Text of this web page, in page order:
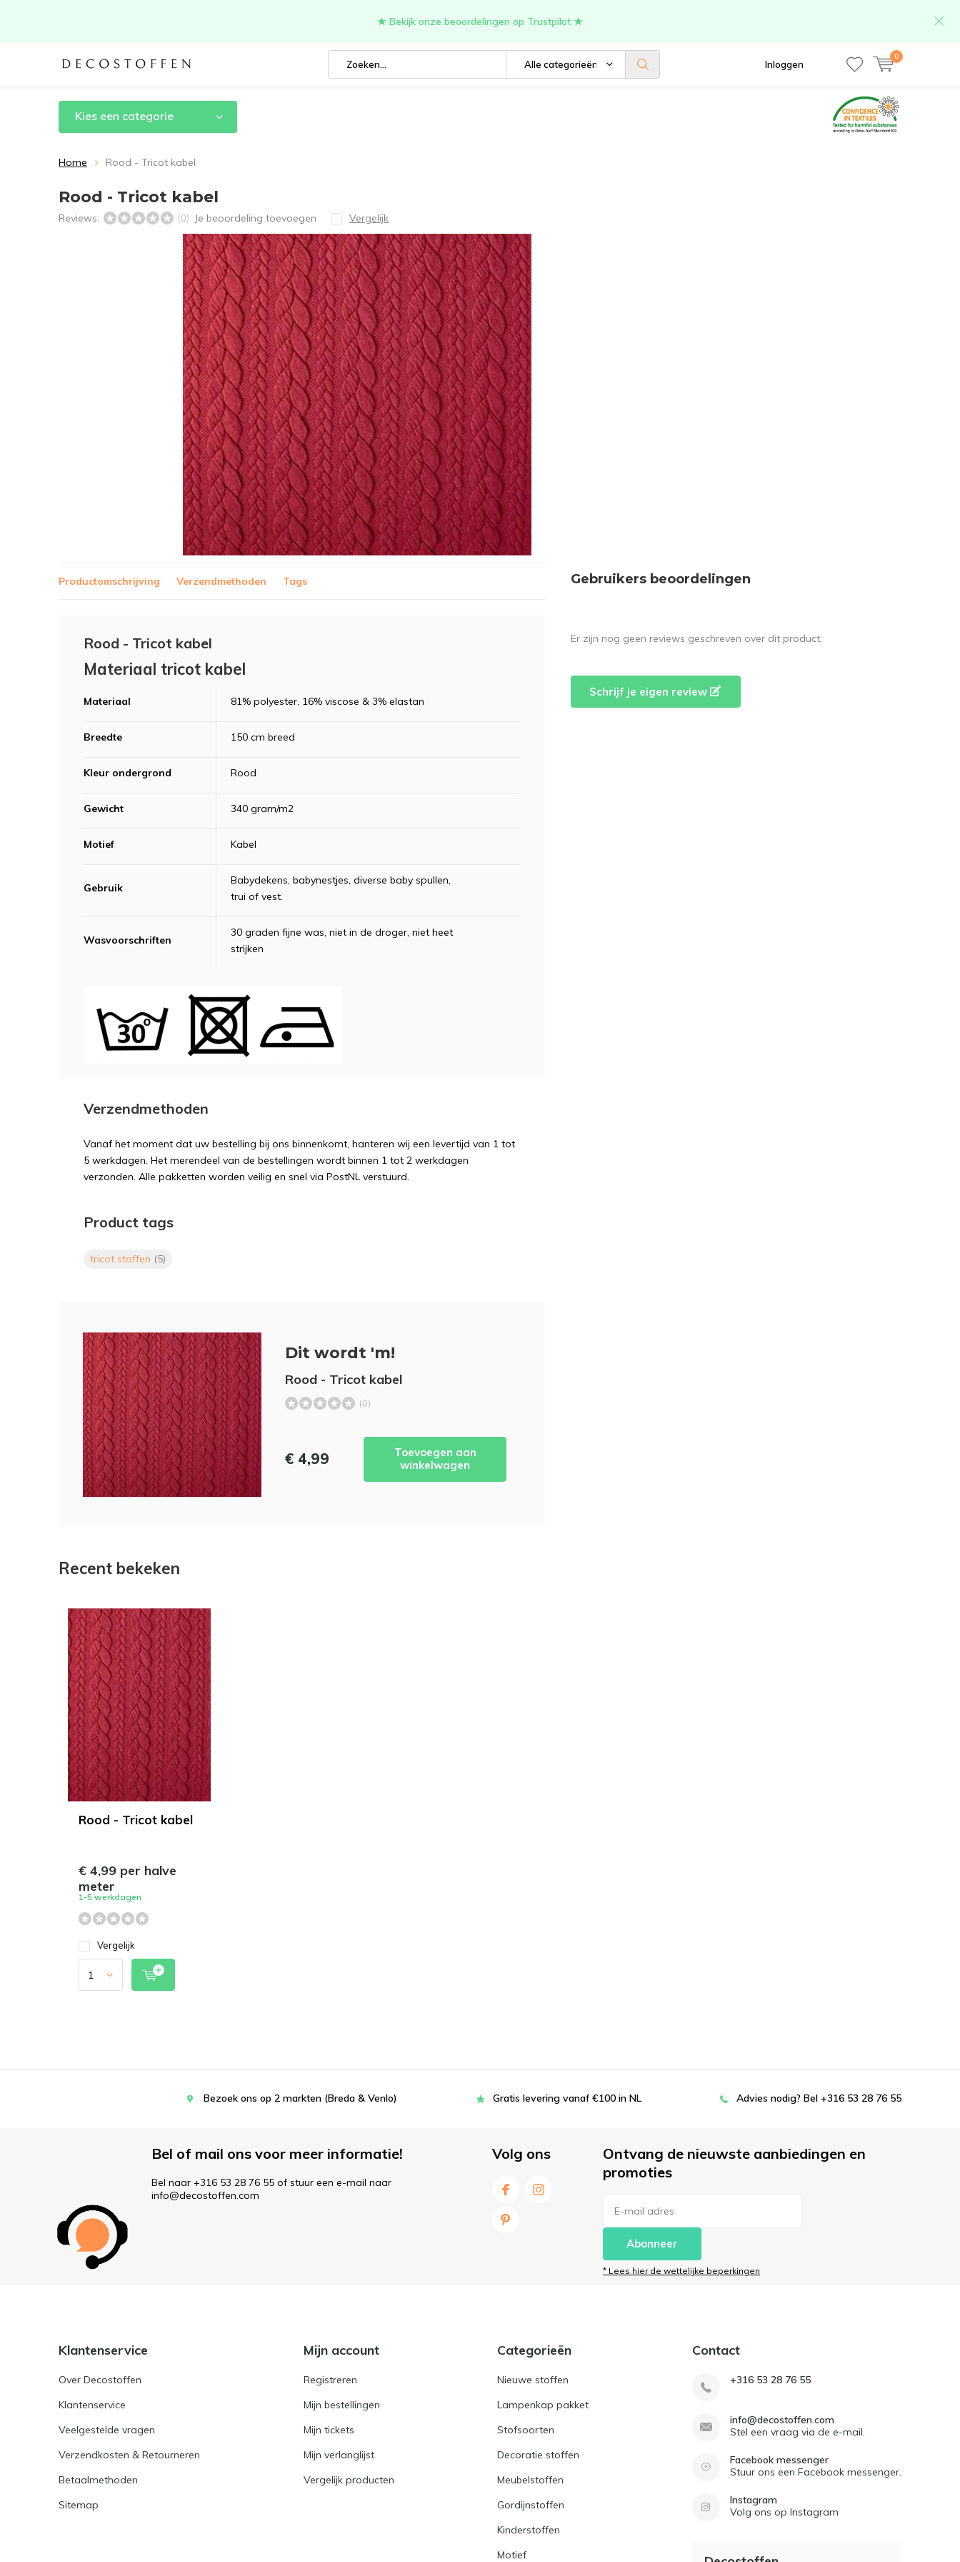
Alle categorieën Inloggen
0
★ Bekijk onze beoordelingen op Trustpilot ★
Kies een categorie
Home Rood - Tricot kabel
Rood - Tricot kabel
Reviews: (0) Je beoordeling toevoegen Vergelijk
Productomschrijving Verzendmethoden Tags
Rood - Tricot kabel
Materiaal tricot kabel
Materiaal 81% polyester, 16% viscose & 3% elastan
Breedte 150 cm breed
Kleur ondergrond Rood
Gewicht 340 gram/m2
Motief Kabel
Gebruik
Babydekens, babynestjes, diverse baby spullen,
trui of vest.
Wasvoorschriften
30 graden fijne was, niet in de droger, niet heet
strijken
Verzendmethoden
Vanaf het moment dat uw bestelling bij ons binnenkomt, hanteren wij een levertijd van 1 tot
5 werkdagen. Het merendeel van de bestellingen wordt binnen 1 tot 2 werkdagen
verzonden. Alle pakketten worden veilig en snel via PostNL verstuurd.
Product tags
tricot stoffen (5)
Dit wordt 'm!
Rood - Tricot kabel
(0)
€ 4,99
Toevoegen aan
winkelwagen
Gebruikers beoordelingen
Er zijn nog geen reviews geschreven over dit product.
Schrijf je eigen review
Recent bekeken
Rood - Tricot kabel
€ 4,99 per halve
meter
1-5 werkdagen
Vergelijk
Bezoek ons op 2 markten (Breda & Venlo) Gratis levering vanaf €100 in NL Advies nodig? Bel +316 53 28 76 55
Bel of mail ons voor meer informatie!
Bel naar +316 53 28 76 55 of stuur een e-mail naar
info@decostoffen.com
Volg ons
Ontvang de nieuwste aanbiedingen en
promoties
Abonneer
* Lees hier de wettelijke beperkingen
Klantenservice
Over Decostoffen
Klantenservice
Veelgestelde vragen
Verzendkosten & Retourneren
Betaalmethoden
Sitemap
Mijn account
Registreren
Mijn bestellingen
Mijn tickets
Mijn verlanglijst
Vergelijk producten
Categorieën
Nieuwe stoffen
Lampenkap pakket
Stofsoorten
Decoratie stoffen
Meubelstoffen
Gordijnstoffen
Kinderstoffen
Motief
Contact
+316 53 28 76 55
info@decostoffen.com
Stel een vraag via de e-mail.
Facebook messenger
Stuur ons een Facebook messenger.
Instagram
Volg ons op Instagram